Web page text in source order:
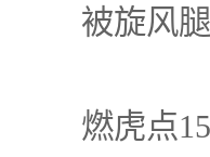
被旋风腿
燃虎点15